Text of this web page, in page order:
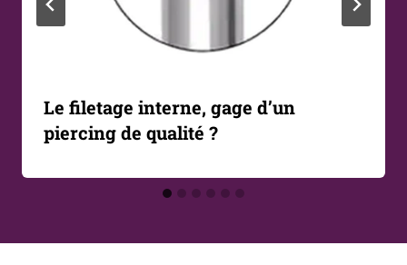
Le filetage interne, gage d’un
piercing de qualité ?